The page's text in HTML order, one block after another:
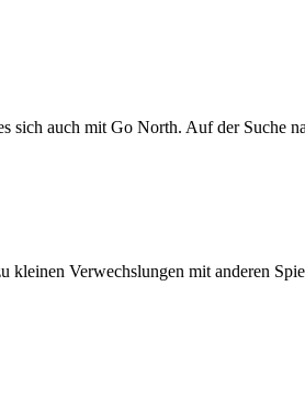
sich auch mit Go North. Auf der Suche
kleinen Verwechslungen mit anderen